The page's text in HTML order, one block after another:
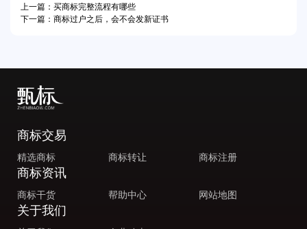
上一篇：买商标完整流程有哪些
下一篇：商标过户之后，会不会发新证书
商标交易
精选商标 商标转让 商标注册
商标资讯
商标干货 帮助中心 网站地图
关于我们